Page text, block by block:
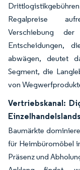
Regalpreise
Verschiebung
Entscheidungen,
abwägen, deutet
Segment, die
von
Vertriebskanal:
Baumärkte
für Heimbüromöbel
Präsenz und